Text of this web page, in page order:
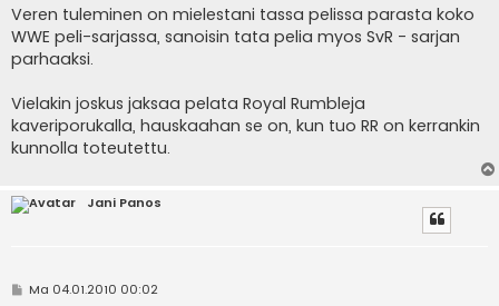
e
s
t
i
Veren tuleminen on mielestani tassa pelissa parasta koko
WWE peli-sarjassa, sanoisin tata pelia myos SvR - sarjan
parhaaksi.
Vielakin joskus jaksaa pelata Royal Rumbleja
kaveriporukalla, hauskaahan se on, kun tuo RR on kerrankin
kunnolla toteutettu.
Jani Panos
VMa 04.01.2010 00:02